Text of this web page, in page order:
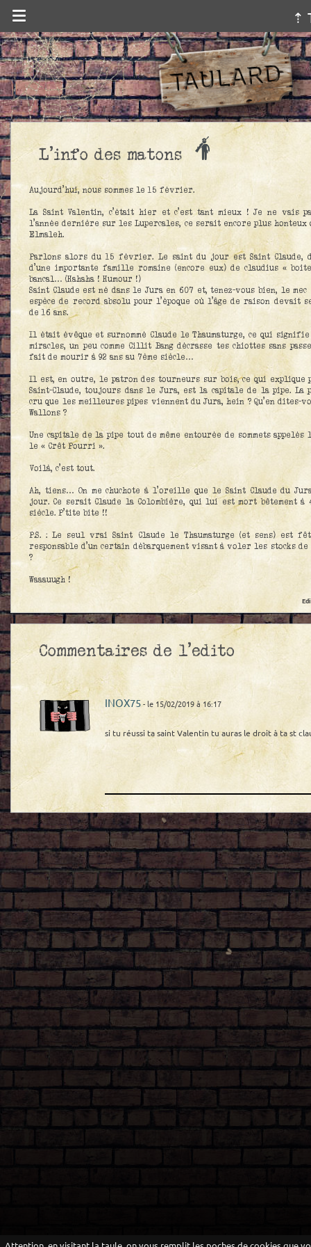
⇡
L'info des matons
Aujourd’hui, nous sommes le 15 février.
La Saint Valentin, c’était hier et c’est tant mieux ! Je ne vais
l’année dernière sur les Lupercales, ce serait encore plus honteux
Elmaleh.
Parlons alors du 15 février. Le saint du jour est Saint Claude,
d’une importante famille romaine (encore eux) de claudius «
bancal… (Hahaha ! Humour !)
Saint Claude est né dans le Jura en 607 et, tenez-vous bien, le mec
espèce de record absolu pour l’époque où l’âge de raison devait
de 16 ans.
Il était évêque et surnommé Claude le Thaumaturge, ce qui
miracles, un peu comme Cillit Bang décrasse tes chiottes sans
fait de mourir à 92 ans au 7ème siècle…
Il est, en outre, le patron des tourneurs sur bois, ce qui
Saint-Claude, toujours dans le Jura, est la capitale de la pipe. La
cru que les meilleures pipes viennent du Jura, hein ? Qu’en dites-
Wallons ?
Une capitale de la pipe tout de même entourée de sommets appelés
le « Crêt Pourri ».
Voilà, c’est tout.
Ah, tiens… On me chuchote à l’oreille que le Saint Claude du
jour. Ce serait Claude la Colombière, qui lui est mort bêtement à
siècle. P’tite bite !!
P.S. : Le seul vrai Saint Claude le Thaumaturge (et sens) est
responsable d’un certain débarquement visant à voler les stocks de
?
Waaauugh !
Commentaires de l'edito
INOX75- le 15/02/2019 à 16:17
si tu réussi ta saint Valentin tu auras le droit à ta st